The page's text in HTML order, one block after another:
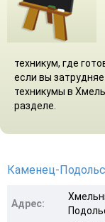
техникум, где
если вы
техникумы в
разделе.
Каменец-
Адрес: